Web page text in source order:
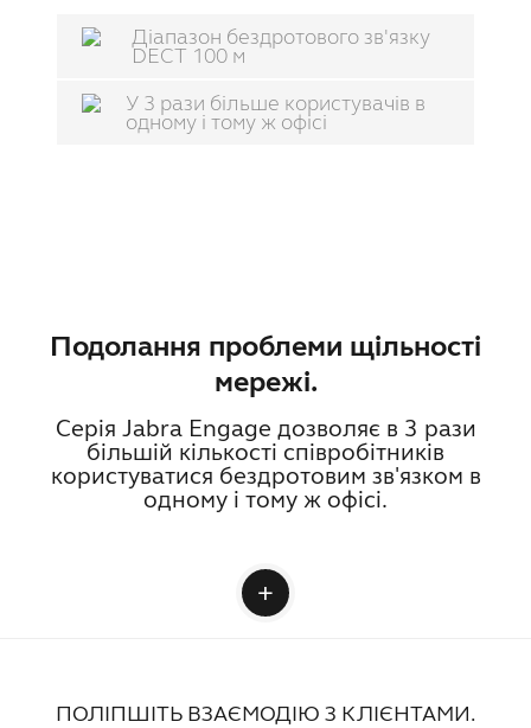
Діапазон бездротового зв'язку
DECT 100 м
У 3 рази більше користувачів в
одному і тому ж офісі
Подолання проблеми щільності
мережі.
Серія Jabra Engage дозволяє в 3 рази
більшій кількості співробітників
користуватися бездротовим зв'язком в
одному і тому ж офісі.
ПОЛІПШІТЬ ВЗАЄМОДІЮ З КЛІЄНТАМИ.